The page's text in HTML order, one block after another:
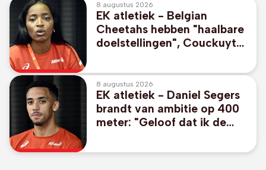
8 augustus 2026
EK atletiek - Belgian
Cheetahs hebben "haalbare
doelstellingen", Couckuyt
8 augustus 2026
EK atletiek - Daniel Segers
brandt van ambitie op 400
meter: "Geloof dat ik de